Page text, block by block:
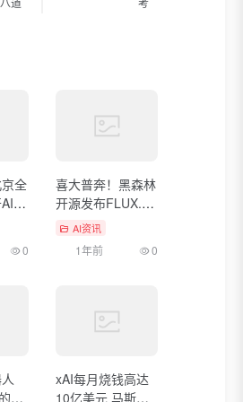
全
于
0
喜大普奔！黑森林
开源发布FLUX.1
Kontext [dev] 图
超实用场景
AI资讯
1年前 0
思
xAI每月烧钱高达
10亿美元 马斯克